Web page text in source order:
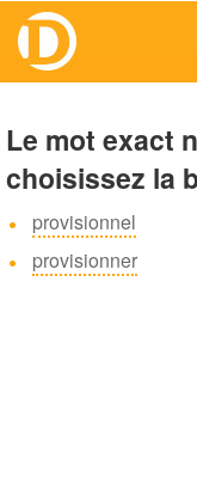
Le mot exact
choisissez la
provisionnel
provisionner